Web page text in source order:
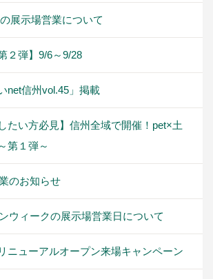
展示場営業について
２弾】9/6～9/28
net信州vol.45」掲載
たい方必見】信州全域で開催！pet×土
第１弾～
のお知らせ
ウィークの展示場営業日について
ニューアルオープン来場キャンペーン